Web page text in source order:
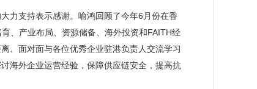
力支持表示感谢。喻鸿回顾了今年6月份在香
、产业布局、资源储备、海外投资和FAITH经
、面对面与各位优秀企业驻港负责人交流学习
海外企业运营经验，保障供应链安全，提高抗